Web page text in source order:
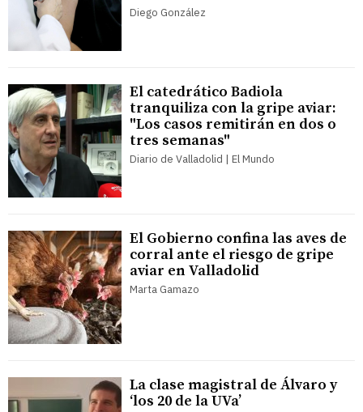
Diego González
El catedrático Badiola
tranquiliza con la gripe aviar:
"Los casos remitirán en dos o
tres semanas"
Diario de Valladolid | El Mundo
El Gobierno confina las aves de
corral ante el riesgo de gripe
aviar en Valladolid
Marta Gamazo
La clase magistral de Álvaro y
‘los 20 de la UVa’